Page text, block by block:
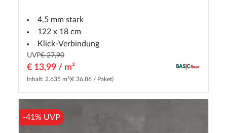
4,5 mm stark
122 x 18 cm
Klick-Verbindung
UVP€ 27,90
€ 13,99 / m²
Inhalt: 2.635 m²(€ 36,86 / Paket)
-41% UVP